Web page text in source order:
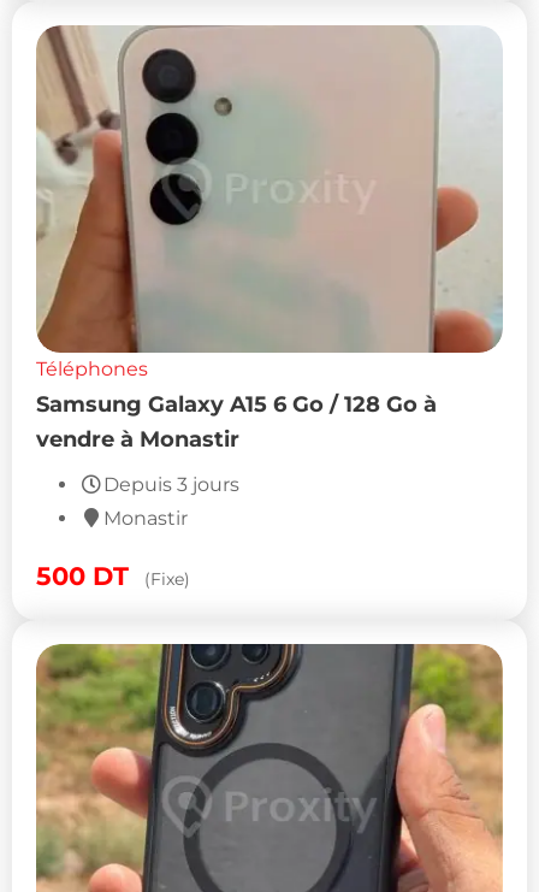
Téléphones
Samsung Galaxy A15 6 Go / 128 Go à
vendre à Monastir
Depuis 3 jours
Monastir
500 DT (Fixe)